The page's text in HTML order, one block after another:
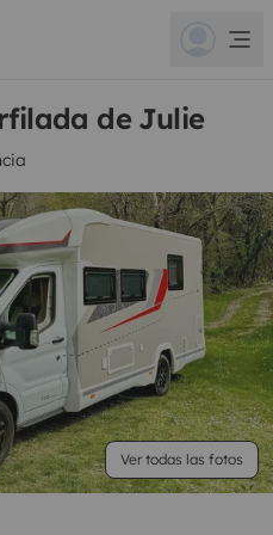
de Julie
Ver todas las fotos